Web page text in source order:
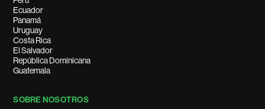
Ecuador
Panamá
Uruguay
Costa Rica
El Salvador
República Dominicana
Guatemala
SOBRE NOSOTROS